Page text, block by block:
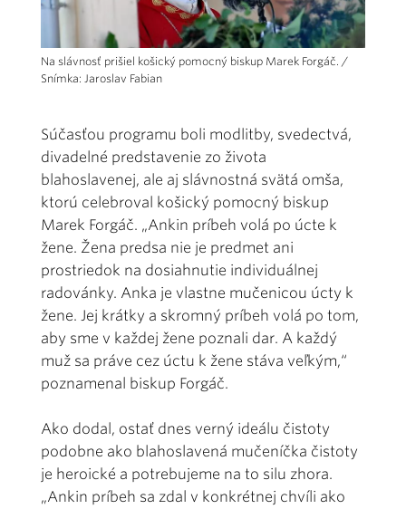
Na slávnosť prišiel košický pomocný biskup Marek Forgáč. /
Snímka: Jaroslav Fabian
Súčasťou programu boli modlitby, svedectvá,
divadelné predstavenie zo života
blahoslavenej, ale aj slávnostná svätá omša,
ktorú celebroval košický pomocný biskup
Marek Forgáč. „Ankin príbeh volá po úcte k
žene. Žena predsa nie je predmet ani
prostriedok na dosiahnutie individuálnej
radovánky. Anka je vlastne mučenicou úcty k
žene. Jej krátky a skromný príbeh volá po tom,
aby sme v každej žene poznali dar. A každý
muž sa práve cez úctu k žene stáva veľkým,“
poznamenal biskup Forgáč.
Ako dodal, ostať dnes verný ideálu čistoty
podobne ako blahoslavená mučeníčka čistoty
je heroické a potrebujeme na to silu zhora.
„Ankin príbeh sa zdal v konkrétnej chvíli ako